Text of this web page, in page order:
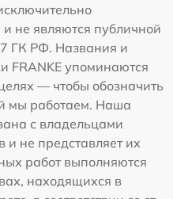
не являются публичной
ГК РФ. Названия и
FRANKE упоминаются
— чтобы обозначить
мы работаем. Наша
с владельцами
не представляет их
работ выполняются
находящихся в